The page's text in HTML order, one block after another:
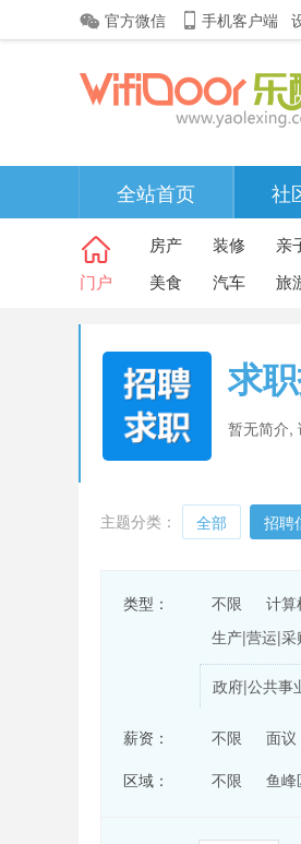
官方微信 手机客户端
全站首页 社
门户
房产 装修 亲
美食
汽车 旅
求
暂无简介,
主题分类： 全部 招聘
类型： 不限 计算
生产|营运|
政府|公共事
薪资： 不限 面议
区域：
不限 鱼峰